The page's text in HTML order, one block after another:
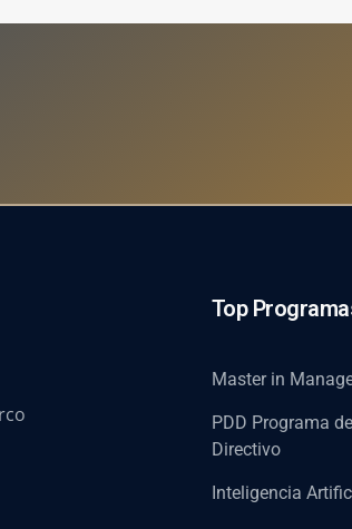
Top
Master in
PDD Programa
Directivo
Inteligencia